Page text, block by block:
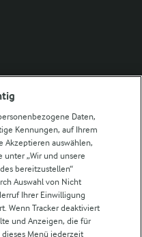
Daten,
Kennungen, auf Ihrem
Akzeptieren auswählen,
unter „Wir und unsere
bereitzustellen“
Auswahl von Nicht
Ihrer Einwilligung
Wenn Tracker deaktiviert
und Anzeigen, die für
Menü jederzeit